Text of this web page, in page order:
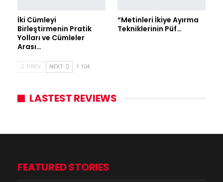
İki Cümleyi
Birleştirmenin Pratik
Yolları ve Cümleler
Arası…
“Metinleri İkiye Ayırma
Tekniklerinin Püf…
PREV NEXT 1 104
LASTEST REVIEWS
FEATURED STORIES